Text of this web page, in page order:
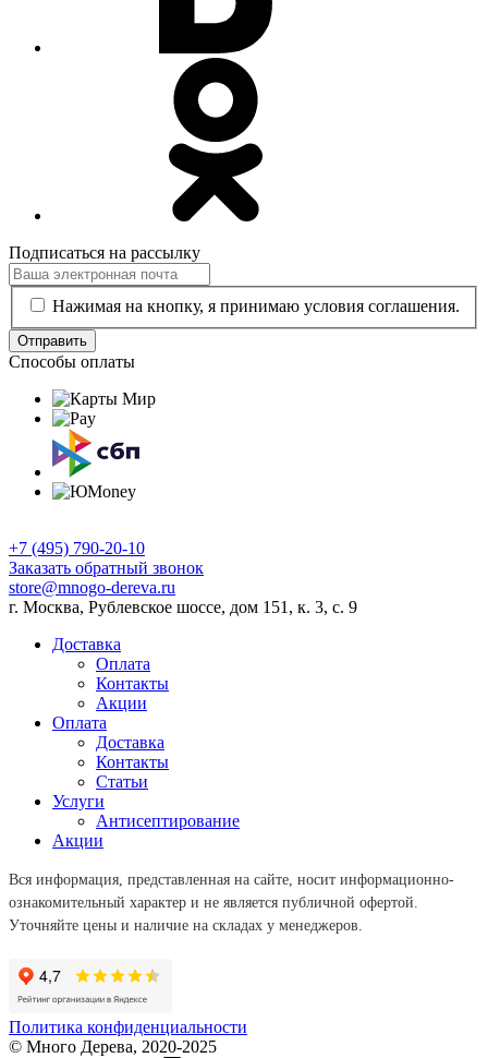
Подписаться на рассылку
Нажимая на кнопку, я принимаю условия соглашения.
Отправить
Способы оплаты
+7 (495) 790-20-10
Заказать обратный звонок
store@mnogo-dereva.ru
г. Москва, Рублевское шоссе, дом 151, к. 3, с. 9
Доставка
Оплата
Контакты
Акции
Оплата
Доставка
Контакты
Статьи
Услуги
Антисептирование
Акции
Вся информация, представленная на сайте, носит информационно-
ознакомительный характер и не является публичной офертой.
Уточняйте цены и наличие на складах у менеджеров.
Политика конфиденциальности
© Много Дерева, 2020-2025